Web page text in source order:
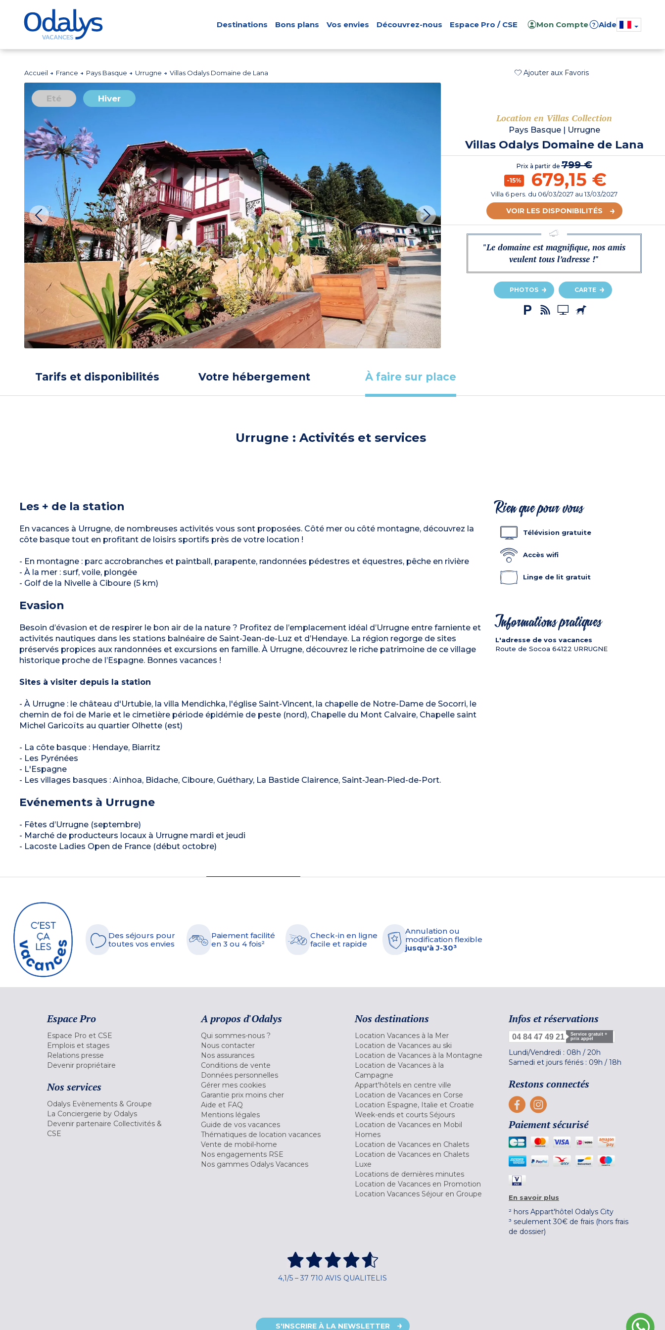
Destinations Bons plans Vos envies Découvrez-nous Espace Pro / CSE Mon Compte ? Aide
Accueil France Pays Basque Urrugne Villas Odalys Domaine de Lana Ajouter aux Favoris
Eté Hiver
Location en Villas Collection
Pays Basque| Urrugne
Villas Odalys Domaine de Lana
Prix à partir de799 €
-15% 679,15 €
Villa 6 pers. du 06/03/2027 au 13/03/2027
VOIR LES DISPONIBILITÉS
"Le domaine est magnifique, nos amis
veulent tous l’adresse !"
PHOTOS CARTE
Tarifs et disponibilités Votre hébergement À faire sur place
Urrugne : Activités et services
Les + de la station
En vacances à Urrugne, de nombreuses activités vous sont proposées. Côté mer ou côté montagne, découvrez la
côte basque tout en profitant de loisirs sportifs près de votre location !
- En montagne : parc accrobranches et paintball, parapente, randonnées pédestres et équestres, pêche en rivière
- À la mer : surf, voile, plongée
- Golf de la Nivelle à Ciboure (5 km)
Evasion
Besoin d’évasion et de respirer le bon air de la nature ? Profitez de l’emplacement idéal d’Urrugne entre farniente et
activités nautiques dans les stations balnéaire de Saint-Jean-de-Luz et d’Hendaye. La région regorge de sites
préservés propices aux randonnées et excursions en famille. À Urrugne, découvrez le riche patrimoine de ce village
historique proche de l’Espagne. Bonnes vacances !
Sites à visiter depuis la station
- À Urrugne : le château d'Urtubie, la villa Mendichka, l'église Saint-Vincent, la chapelle de Notre-Dame de Socorri, le
chemin de foi de Marie et le cimetière période épidémie de peste (nord), Chapelle du Mont Calvaire, Chapelle saint
Michel Garicoïts au quartier Olhette (est)
- La côte basque : Hendaye, Biarritz
- Les Pyrénées
- L'Espagne
- Les villages basques : Aïnhoa, Bidache, Ciboure, Guéthary, La Bastide Clairence, Saint-Jean-Pied-de-Port.
Evénements à Urrugne
- Fêtes d’Urrugne (septembre)
- Marché de producteurs locaux à Urrugne mardi et jeudi
- Lacoste Ladies Open de France (début octobre)
Rien que pour vous
Télévision gratuite
Accès wifi
Linge de lit gratuit
Informations pratiques
L'adresse de vos vacances
Route de Socoa 64122 URRUGNE
Des séjours pour
toutes vos envies
Paiement facilité
en 3 ou 4 fois²
Check-in en ligne
facile et rapide
Annulation ou
modification flexible
jusqu'à J-30³
Espace Pro
Espace Pro et CSE
Emplois et stages
Relations presse
Devenir propriétaire
Nos services
Odalys Evènements & Groupe
La Conciergerie by Odalys
Devenir partenaire Collectivités &
CSE
A propos d'Odalys
Qui sommes-nous ?
Nous contacter
Nos assurances
Conditions de vente
Données personnelles
Gérer mes cookies
Garantie prix moins cher
Aide et FAQ
Mentions légales
Guide de vos vacances
Thématiques de location vacances
Vente de mobil-home
Nos engagements RSE
Nos gammes Odalys Vacances
Nos destinations
Location Vacances à la Mer
Location de Vacances au ski
Location de Vacances à la Montagne
Location de Vacances à la
Campagne
Appart'hôtels en centre ville
Location de Vacances en Corse
Location Espagne, Italie et Croatie
Week-ends et courts Séjours
Location de Vacances en Mobil
Homes
Location de Vacances en Chalets
Location de Vacances en Chalets
Luxe
Locations de dernières minutes
Location de Vacances en Promotion
Location Vacances Séjour en Groupe
Infos et réservations
04 84 47 49 21
Service gratuit +
prix appel
Lundi/Vendredi : 08h / 20h
Samedi et jours fériés : 09h / 18h
Restons connectés
Paiement sécurisé
En savoir plus
² hors Appart'hôtel Odalys City
³ seulement 30€ de frais (hors frais
de dossier)
4,1/5 – 37 710 AVIS QUALITELIS
S'INSCRIRE À LA NEWSLETTER